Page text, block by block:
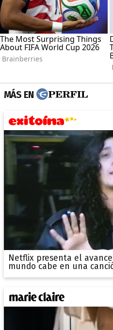
MÁS EN
Netflix presenta el
mundo cabe en una